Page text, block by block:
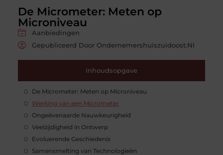
De Micrometer: Meten op
Microniveau
Aanbiedingen
Gepubliceerd Door Ondernemershuiszuidoost.nl
Inhoudsopgave
De Micrometer: Meten op Microniveau
Werking van een Micrometer
Ongeëvenaarde Nauwkeurigheid
Veelzijdigheid in Ontwerp
Evoluerende Geschiedenis
Samensmelting van Technologieën